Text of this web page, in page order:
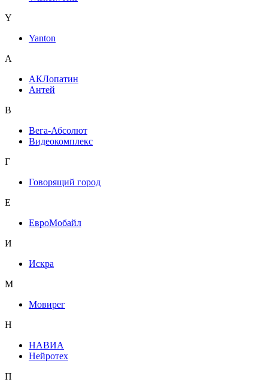
Y
Yanton
А
АКЛопатин
Антей
В
Вега-Абсолют
Видеокомплекс
Г
Говорящий город
Е
ЕвроМобайл
И
Искра
М
Мовирег
Н
НАВИА
Нейротех
П